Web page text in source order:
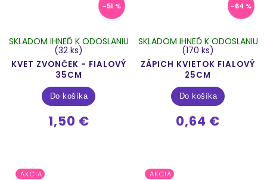
–51 %
KVET ZVONČEK - FIALOVÝ
35CM
SKLADOM IHNEĎ K ODOSLANIU
(32 ks)
1,50 €
Do košíka
–64 %
ZÁPICH KVIETOK FIALOVÝ
25CM
SKLADOM IHNEĎ K ODOSLANIU
(170 ks)
0,64 €
Do košíka
AKCIA AKCIA